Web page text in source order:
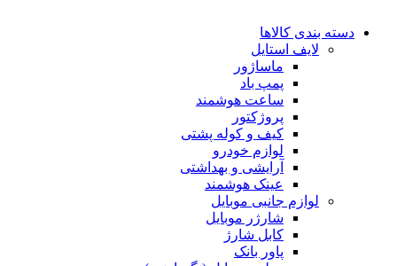
دسته بندی کالاها
لایف استایل
ماساژور
پمپ باد
ساعت هوشمند
پروژکتور
کیف و کوله پشتی
لوازم خودرو
آرایشی و بهداشتی
عینک هوشمند
لوازم جانبی موبایل
شارژر موبایل
کابل شارژ
پاور بانک